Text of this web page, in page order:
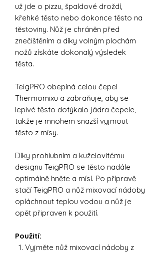
už jde o pizzu, špaldové droždí,
křehké těsto nebo dokonce těsto na
těstoviny. Nůž je chráněn před
znečištěním a díky volným plochám
nožů získáte dokonalý výsledek
těsta.
TeigPRO obepíná celou čepel
Thermomixu a zabraňuje, aby se
lepivé těsto dotýkalo jádra čepele,
takže je mnohem snazší vyjmout
těsto z mísy.
Díky prohlubním a kuželovitému
designu TeigPRO se těsto nadále
optimálně hněte a mísí. Po přípravě
stačí TeigPRO a nůž mixovací nádoby
opláchnout teplou vodou a nůž je
opět připraven k použití.
Použití:
Vyjměte nůž mixovací nádoby z